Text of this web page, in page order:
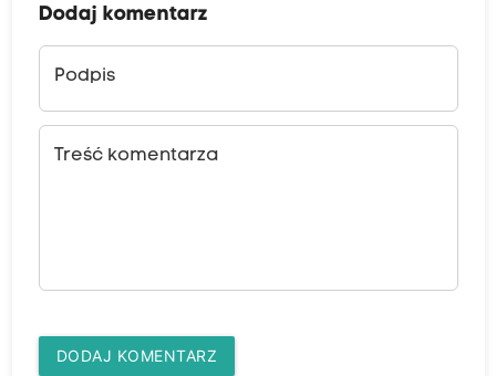
Dodaj komentarz
Podpis
Treść komentarza
DODAJ KOMENTARZ